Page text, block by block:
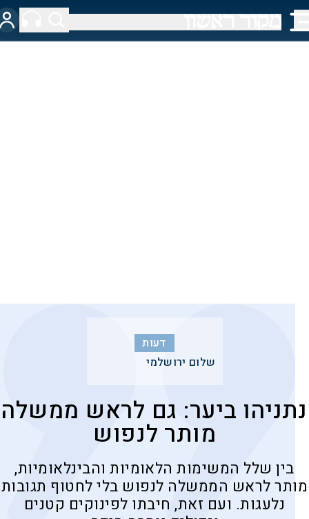
דעות
שלום ירושלמי
נתניהו ביער: גם לראש ממשלה
מותר לנפוש
בין שלל המשימות הלאומיות והבינלאומיות,
מותר לראש הממשלה לנפוש בלי לחטוף תגובות
נלעגות. ועם זאת, חיבתו לפינוקים קטנים